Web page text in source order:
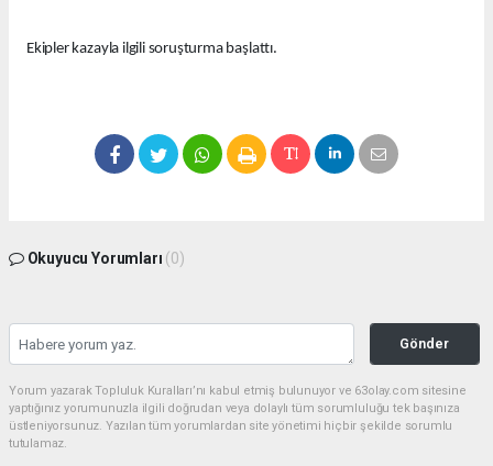
Ekipler kazayla ilgili soruşturma başlattı.
Okuyucu Yorumları (0)
Gönder
Yorum yazarak Topluluk Kuralları’nı kabul etmiş bulunuyor ve 63olay.com sitesine
yaptığınız yorumunuzla ilgili doğrudan veya dolaylı tüm sorumluluğu tek başınıza
üstleniyorsunuz. Yazılan tüm yorumlardan site yönetimi hiçbir şekilde sorumlu
tutulamaz.